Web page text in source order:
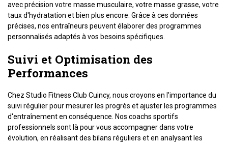
avec précision votre masse musculaire, votre masse grasse, votre
taux d'hydratation et bien plus encore. Grâce à ces données
précises, nos entraîneurs peuvent élaborer des programmes
personnalisés adaptés à vos besoins spécifiques.
Suivi et Optimisation des
Performances
Chez Studio Fitness Club Cuincy, nous croyons en l'importance du
suivi régulier pour mesurer les progrès et ajuster les programmes
d'entraînement en conséquence. Nos coachs sportifs
professionnels sont là pour vous accompagner dans votre
évolution, en réalisant des bilans réguliers et en analysant les